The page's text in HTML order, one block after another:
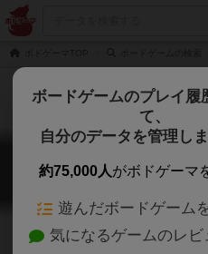
ロナエナ 厄
Ronaena
ボードゲームのプレイ履
て、
自分のデータを管理し
約75,000人がボドゲーマ
遊んだボードゲーム
気になるゲームのレビ